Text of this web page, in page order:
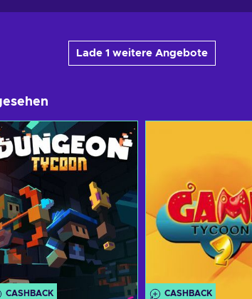
Lade 1 weitere Angebote
CASHBACK CASHBACK